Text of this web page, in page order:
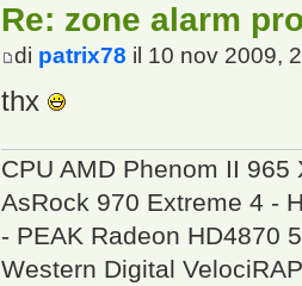
Re: zone alarm
di patrix78 il 10 nov 2009,
thx
CPU AMD Phenom II
AsRock 970 Extreme 4 -
- PEAK Radeon HD4870
Western Digital